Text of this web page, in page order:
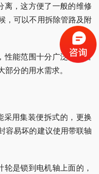
离，这方便了一般的维修
，可以不用拆除管路及附
性能范围十分广泛，不管
分的用水需求。
采用集装便拆式的，更换
容易坏的建议使用带联轴
是锁到电机轴上面的，